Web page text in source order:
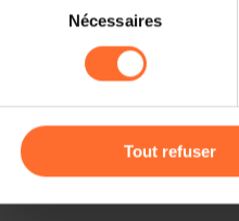
Il est précisé que la
sociaux, sauvegarde des
cas de refus de tous les
gauche de chaque page.
consentement
Nécessaires
Tout refuser